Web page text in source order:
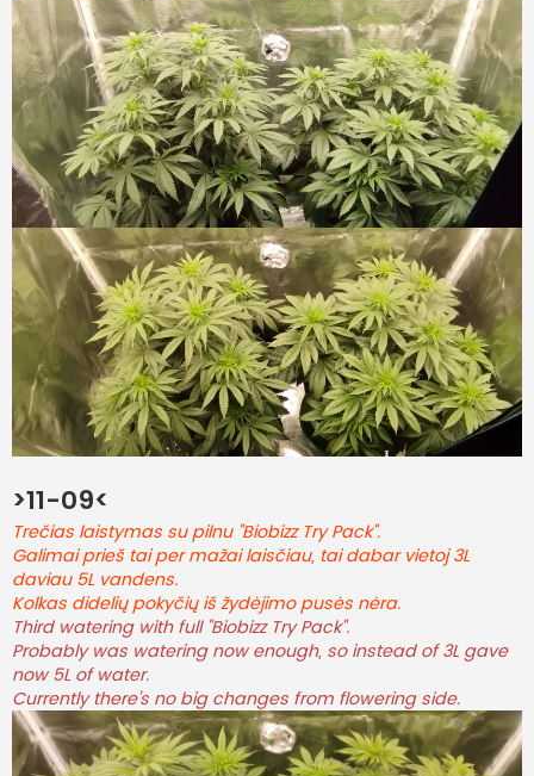
>11-09<
Trečias laistymas su pilnu "Biobizz Try Pack".
Galimai prieš tai per mažai laisčiau, tai dabar vietoj 3L
daviau 5L vandens.
Kolkas didelių pokyčių iš žydėjimo pusės nėra.
Third watering with full "Biobizz Try Pack".
Probably was watering now enough, so instead of 3L gave
now 5L of water.
Currently there's no big changes from flowering side.